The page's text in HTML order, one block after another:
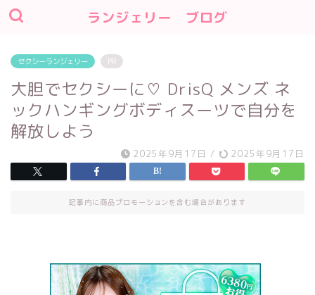
ランジェリー ブログ
セクシーランジェリー PR
大胆でセクシーに♡ DrisQ メンズ ネ
ックハンギングボディスーツで自分を
解放しよう
2025年9月17日 / 2025年9月17日
記事内に商品プロモーションを含む場合があります